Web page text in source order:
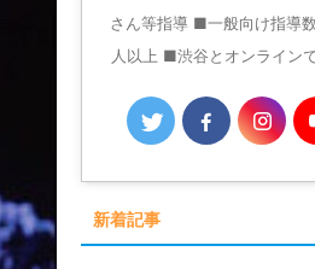
さん等指導 ■一般向け指導
人以上 ■渋谷とオンライン
新着記事